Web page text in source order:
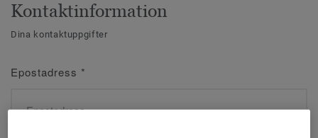
Kontaktinformation
Dina kontaktuppgifter
Epostadress *